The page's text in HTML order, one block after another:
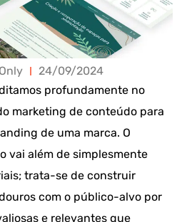
24/09/2024
profundamente no
marketing de conteúdo para
de uma marca. O
vai além de simplesmente
trata-se de construir
com o público-alvo por
e relevantes que